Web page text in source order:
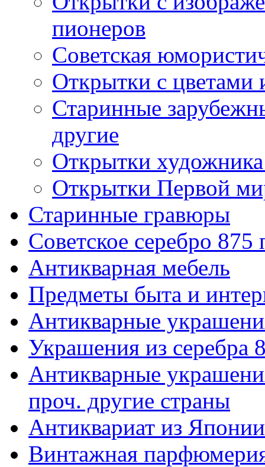
пионеров
Советская
Открытки с цветами
Старинные
другие
Открытки
Открытки Первой
Старинные гравюры
Советское серебро
Антикварная мебель
Предметы быта и
Антикварные
Украшения из серебра
Антикварные
проч. другие страны
Антиквариат из
Винтажная